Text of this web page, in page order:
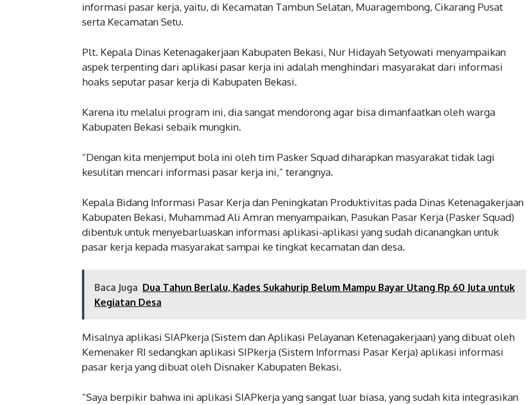
informasi pasar kerja, yaitu, di Kecamatan Tambun Selatan, Muaragembong, Cikarang Pusat
serta Kecamatan Setu.
Plt. Kepala Dinas Ketenagakerjaan Kabupaten Bekasi, Nur Hidayah Setyowati menyampaikan
aspek terpenting dari aplikasi pasar kerja ini adalah menghindari masyarakat dari informasi
hoaks seputar pasar kerja di Kabupaten Bekasi.
Karena itu melalui program ini, dia sangat mendorong agar bisa dimanfaatkan oleh warga
Kabupaten Bekasi sebaik mungkin.
“Dengan kita menjemput bola ini oleh tim Pasker Squad diharapkan masyarakat tidak lagi
kesulitan mencari informasi pasar kerja ini,” terangnya.
Kepala Bidang Informasi Pasar Kerja dan Peningkatan Produktivitas pada Dinas Ketenagakerjaan
Kabupaten Bekasi, Muhammad Ali Amran menyampaikan, Pasukan Pasar Kerja (Pasker Squad)
dibentuk untuk menyebarluaskan informasi aplikasi-aplikasi yang sudah dicanangkan untuk
pasar kerja kepada masyarakat sampai ke tingkat kecamatan dan desa.
Baca Juga Dua Tahun Berlalu, Kades Sukahurip Belum Mampu Bayar Utang Rp 60 Juta untuk
Kegiatan Desa
Misalnya aplikasi SIAPkerja (Sistem dan Aplikasi Pelayanan Ketenagakerjaan) yang dibuat oleh
Kemenaker RI sedangkan aplikasi SIPkerja (Sistem Informasi Pasar Kerja) aplikasi informasi
pasar kerja yang dibuat oleh Disnaker Kabupaten Bekasi.
“Saya berpikir bahwa ini aplikasi SIAPkerja yang sangat luar biasa, yang sudah kita integrasikan
Jaga Kondusifitas Wilayah,
kotak surat suara Pilkada
November 28, 2024